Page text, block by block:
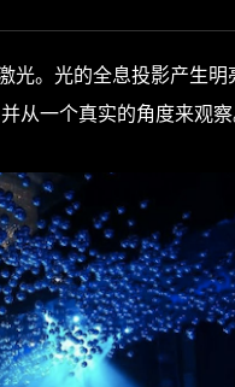
。光的全息投影产生明
从一个真实的角度来观